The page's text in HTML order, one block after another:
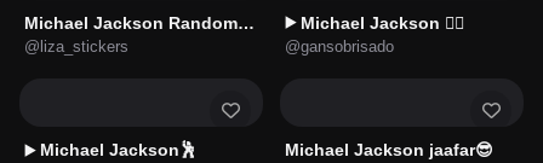
Michael Jackson Random🕴🎶
@liza_stickers
▶️ Michael Jackson 🕴🏻
@gansobrisado
▶️ Michael Jackson🕺 Michael Jackson jaafar😎